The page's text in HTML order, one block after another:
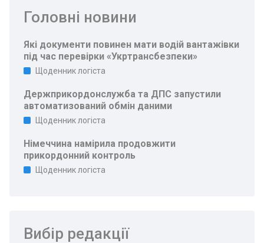
Головні новини
Які документи повинен мати водій вантажівки
під час перевірки «Укртрансбезпеки»
Щоденник логіста
Держприкордонслужба та ДПС запустили
автоматизований обмін даними
Щоденник логіста
Німеччина намірила продовжити
прикордонний контроль
Щоденник логіста
Вибір редакції